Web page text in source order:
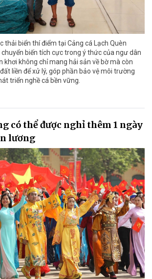
thải biển thí điểm tại Cảng cá Lạch Quèn
biến tích cực trong ý thức của ngư dân
khơi không chỉ mang hải sản về bờ mà còn
liền để xử lý, góp phần bảo vệ môi trường
triển nghề cá bền vững.
có thể được nghỉ thêm 1 ngày
lương